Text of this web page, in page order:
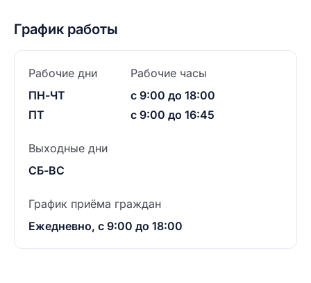
График работы
Рабочие дни
ПН-ЧТ
ПТ
Рабочие часы
с 9:00 до 18:00
с 9:00 до 16:45
Выходные дни
СБ-ВС
График приёма граждан
Ежедневно, с 9:00 до 18:00